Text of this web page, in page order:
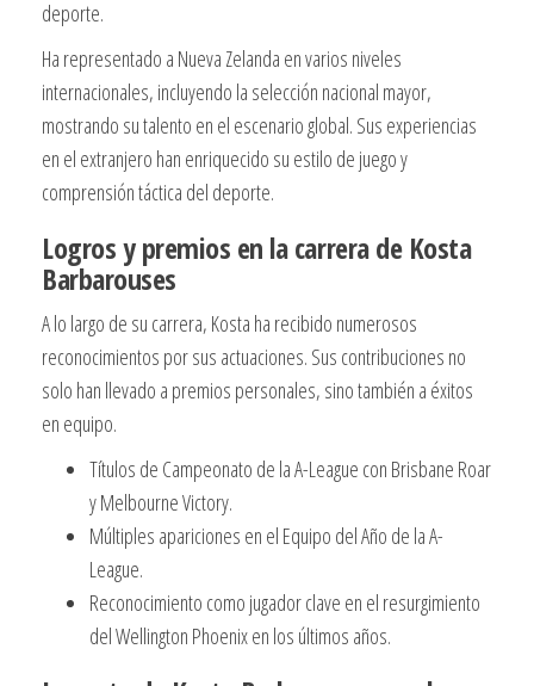
deporte.
Ha representado a Nueva Zelanda en varios niveles
internacionales, incluyendo la selección nacional mayor,
mostrando su talento en el escenario global. Sus experiencias
en el extranjero han enriquecido su estilo de juego y
comprensión táctica del deporte.
Logros y premios en la carrera de Kosta
Barbarouses
A lo largo de su carrera, Kosta ha recibido numerosos
reconocimientos por sus actuaciones. Sus contribuciones no
solo han llevado a premios personales, sino también a éxitos
en equipo.
Títulos de Campeonato de la A-League con Brisbane Roar
y Melbourne Victory.
Múltiples apariciones en el Equipo del Año de la A-
League.
Reconocimiento como jugador clave en el resurgimiento
del Wellington Phoenix en los últimos años.